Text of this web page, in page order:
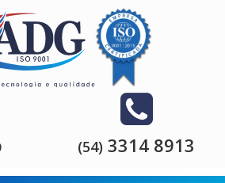
(54) 3314 8913